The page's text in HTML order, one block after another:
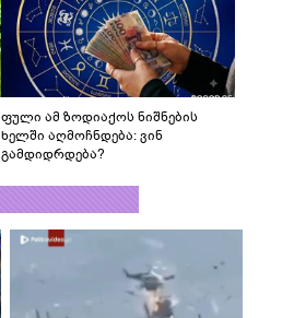
ფული ამ ზოდიაქოს ნიშნების
ხელში აღმოჩნდება: ვინ
გამდიდრდება?